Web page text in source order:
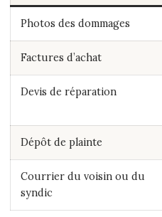
Photos des dommages
Factures d’achat
Devis de réparation
Dépôt de plainte
Courrier du voisin ou du
syndic